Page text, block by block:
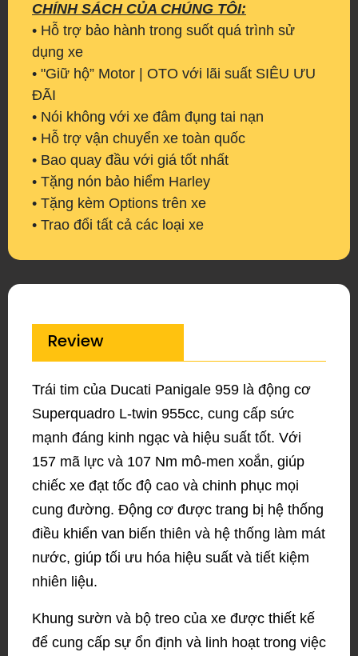
CHÍNH SÁCH CỦA CHÚNG TÔI:
• Hỗ trợ bảo hành trong suốt quá trình sử
dụng xe
• "Giữ hộ” Motor | OTO với lãi suất SIÊU ƯU
ĐÃI
• Nói không với xe đâm đụng tai nạn
• Hỗ trợ vận chuyển xe toàn quốc
• Bao quay đầu với giá tốt nhất
• Tặng nón bảo hiểm Harley
• Tặng kèm Options trên xe
• Trao đổi tất cả các loại xe
Review
Trái tim của Ducati Panigale 959 là động cơ
Superquadro L-twin 955cc, cung cấp sức
mạnh đáng kinh ngạc và hiệu suất tốt. Với
157 mã lực và 107 Nm mô-men xoắn, giúp
chiếc xe đạt tốc độ cao và chinh phục mọi
cung đường. Động cơ được trang bị hệ thống
điều khiển van biến thiên và hệ thống làm mát
nước, giúp tối ưu hóa hiệu suất và tiết kiệm
nhiên liệu.
Khung sườn và bộ treo của xe được thiết kế
để cung cấp sự ổn định và linh hoạt trong việc